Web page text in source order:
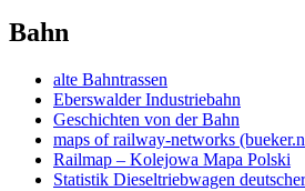
Bahn
alte Bahntrassen
Eberswalder Industriebahn
Geschichten von der Bahn
maps of railway-networks
Railmap – Kolejowa Mapa Polski
Statistik Dieseltriebwagen